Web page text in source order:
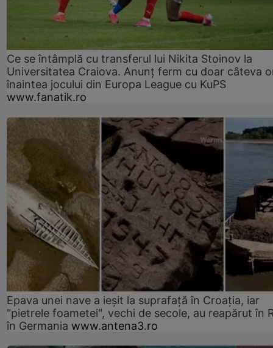
Ce se întâmplă cu transferul lui Nikita Stoinov la
Universitatea Craiova. Anunț ferm cu doar câteva
înaintea jocului din Europa League cu KuPS
www.fanatik.ro
Epava unei nave a ieșit la suprafață în Croația, iar
"pietrele foametei", vechi de secole, au reapărut în
în Germania www.antena3.ro